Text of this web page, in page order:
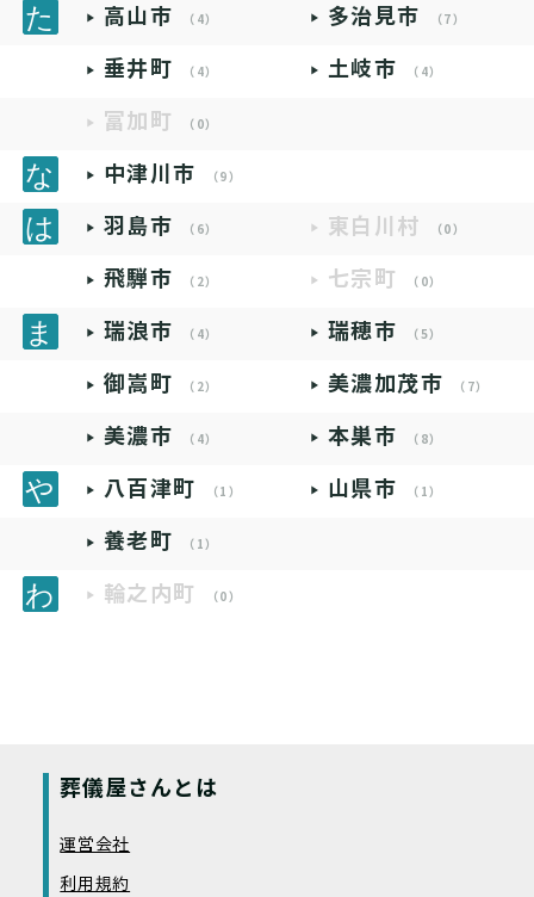
高山市 （4） 多治見市 （7）
垂井町 （4） 土岐市 （4）
富加町 （0）
中津川市 （9）
羽島市 （6） 東白川村 （0）
飛騨市 （2） 七宗町 （0）
瑞浪市 （4） 瑞穂市 （5）
御嵩町 （2） 美濃加茂市 （7）
美濃市 （4） 本巣市 （8）
八百津町 （1） 山県市 （1）
養老町 （1）
輪之内町 （0）
葬儀屋さんとは
運営会社
利用規約